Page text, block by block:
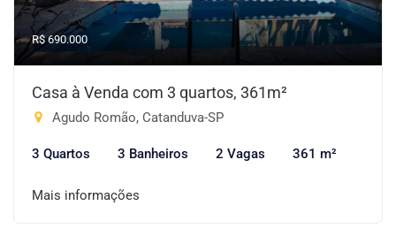
R$ 690.000
Casa à Venda com 3 quartos, 361m²
Agudo Romão, Catanduva-SP
3 Quartos 3 Banheiros 2 Vagas 361 m²
Mais informações